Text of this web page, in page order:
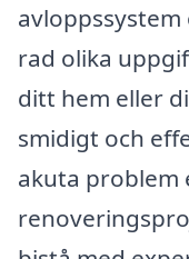
rad olika
ditt hem eller
smidigt och
akuta problem